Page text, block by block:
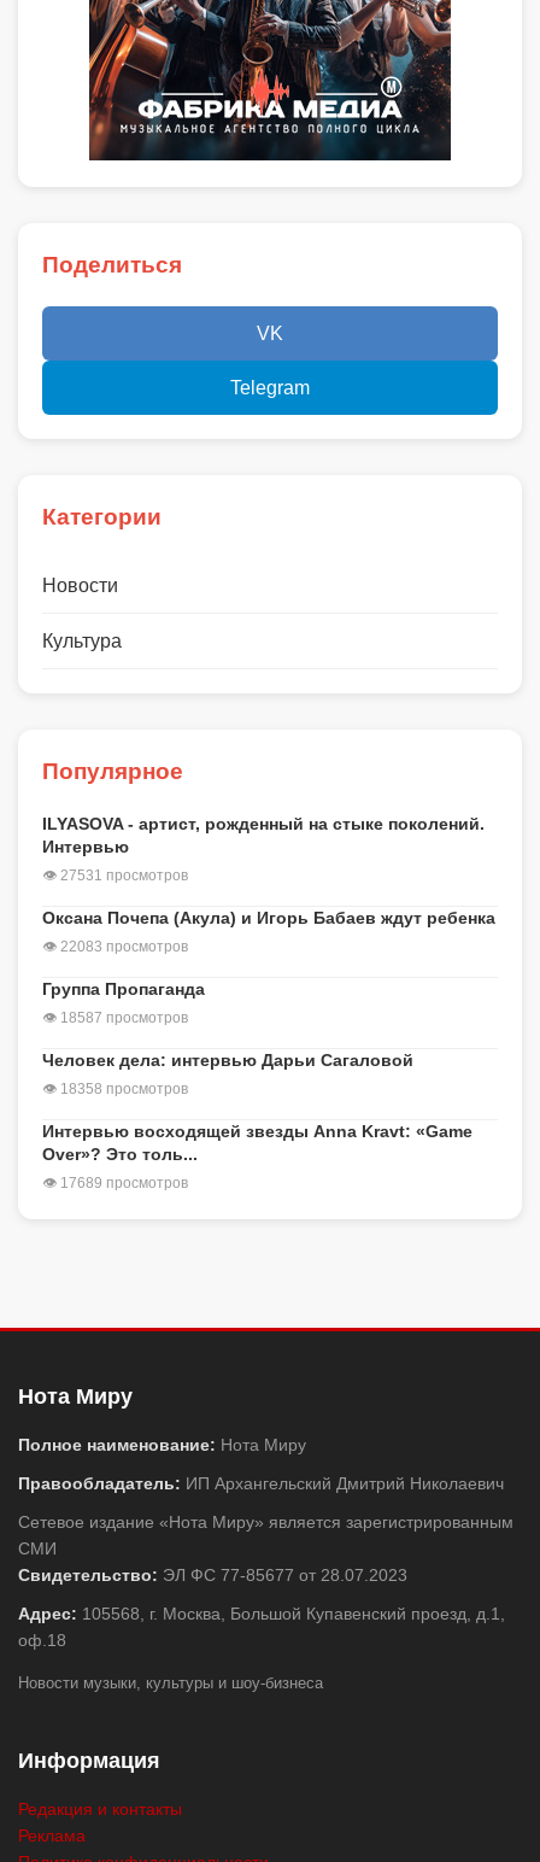
Поделиться
VK
Telegram
Категории
Новости
Культура
Популярное
ILYASOVA - артист, рожденный на стыке поколений.
Интервью
👁 27531 просмотров
Оксана Почепа (Акула) и Игорь Бабаев ждут ребенка
👁 22083 просмотров
Группа Пропаганда
👁 18587 просмотров
Человек дела: интервью Дарьи Сагаловой
👁 18358 просмотров
Интервью восходящей звезды Anna Kravt: «Game
Over»? Это толь...
👁 17689 просмотров
Нота Миру
Полное наименование: Нота Миру
Правообладатель: ИП Архангельский Дмитрий Николаевич
Сетевое издание «Нота Миру» является зарегистрированным
СМИ
Свидетельство: ЭЛ ФС 77-85677 от 28.07.2023
Адрес: 105568, г. Москва, Большой Купавенский проезд, д.1,
оф.18
Новости музыки, культуры и шоу-бизнеса
Информация
Редакция и контакты
Реклама